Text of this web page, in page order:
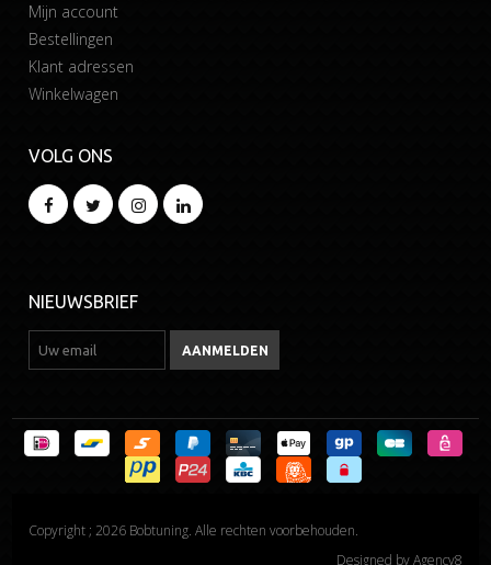
Mijn account
Bestellingen
Klant adressen
Winkelwagen
VOLG ONS
NIEUWSBRIEF
Copyright ; 2026 Bobtuning. Alle rechten voorbehouden.
Designed byAgency8